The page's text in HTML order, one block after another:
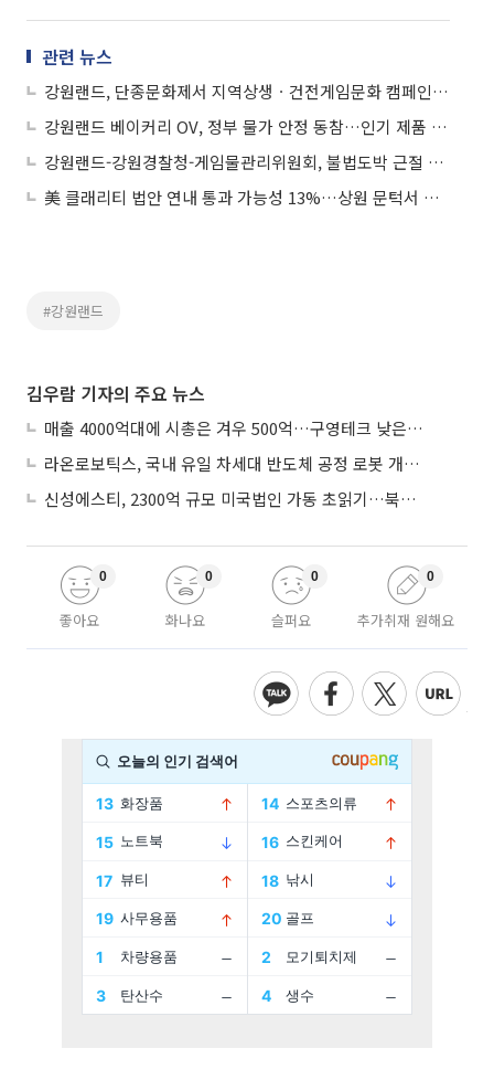
관련 뉴스
강원랜드, 단종문화제서 지역상생ㆍ건전게임문화 캠페인 전개
강원랜드 베이커리 OV, 정부 물가 안정 동참…인기 제품 최대 10% 인하
강원랜드-강원경찰청-게임물관리위원회, 불법도박 근절 위해 ‘맞손’…공동 대응체계 구축
美 클래리티 법안 연내 통과 가능성 13%…상원 문턱서 제동
#강원랜드
김우람 기자의 주요 뉴스
매출 4000억대에 시총은 겨우 500억…구영테크 낮은 몸값에 저가 승계 마무리
라온로보틱스, 국내 유일 차세대 반도체 공정 로봇 개발 ‘고객사 테스트 진행’
신성에스티, 2300억 규모 미국법인 가동 초읽기…북미 ESS 공략 본격화
좋아요
0
화나요
0
슬퍼요
0
추가취재 원해요
0